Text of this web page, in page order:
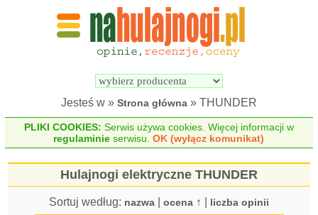
Wyszukiwarka
elektrycznych
Jesteś w » Strona główna » THUNDER
PLIKI COOKIES: Serwis używa cookies. Więcej informacji w
regulaminie serwisu.OK (wyłącz komunikat)
Hulajnogi elektryczne THUNDER
Sortuj według: nazwa ocena ↑ | liczba opinii